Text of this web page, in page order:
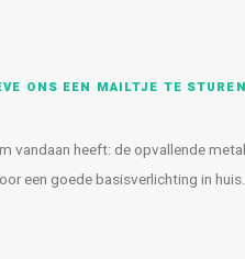
ONS EEN MAILTJE TE
vandaan heeft: de opvallende
een goede basisverlichting in